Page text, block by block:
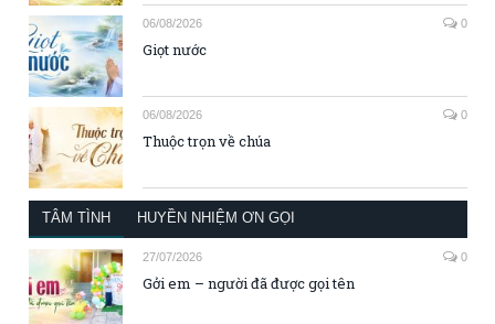
06/08/2026 0
Giọt nước
06/08/2026 0
Thuộc trọn về chúa
TÂM TÌNH HUYỀN NHIỆM ƠN GỌI
27/07/2026 0
Gởi em – người đã được gọi tên